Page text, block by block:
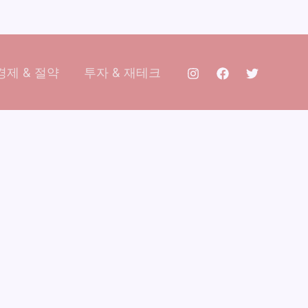
제 & 절약 투자 & 재테크